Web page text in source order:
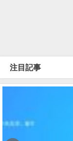
注目記事